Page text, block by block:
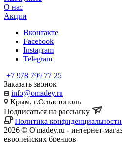
О нас
Акции
Вконтакте
Facebook
Instagram
Telegram
+7 978 799 77 25
Заказать звонок
info@omadey.ru
Крым, г.Севастополь
Подписаться на рассылку
Политика конфиденциальности
2026 © O'madey.ru - интернет-
европейских брендов